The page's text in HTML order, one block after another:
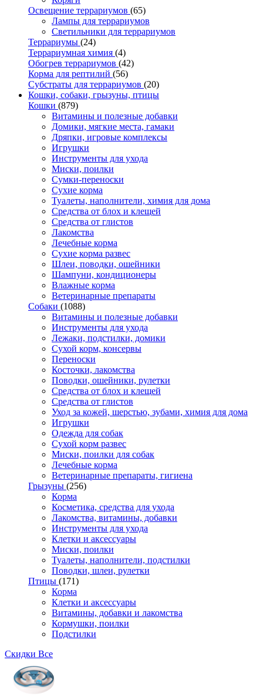
Освещение террариумов (65)
Лампы для террариумов
Светильники для террариумов
Террариумы (24)
Террариумная химия (4)
Обогрев террариумов (42)
Корма для рептилий (56)
Субстраты для террариумов (20)
Кошки, собаки, грызуны, птицы
Кошки (879)
Витамины и полезные добавки
Домики, мягкие места, гамаки
Дряпки, игровые комплексы
Игрушки
Инструменты для ухода
Миски, поилки
Сумки-переноски
Сухие корма
Туалеты, наполнители, химия для дома
Средства от блох и клещей
Средства от глистов
Лакомства
Лечебные корма
Сухие корма развес
Шлеи, поводки, ошейники
Шампуни, кондиционеры
Влажные корма
Ветеринарные препараты
Собаки (1088)
Витамины и полезные добавки
Инструменты для ухода
Лежаки, подстилки, домики
Сухой корм, консервы
Переноски
Косточки, лакомства
Поводки, ошейники, рулетки
Средства от блох и клещей
Средства от глистов
Уход за кожей, шерстью, зубами, химия для дома
Игрушки
Одежда для собак
Сухой корм развес
Миски, поилки для собак
Лечебные корма
Ветеринарные препараты, гигиена
Грызуны (256)
Корма
Косметика, средства для ухода
Лакомства, витамины, добавки
Инструменты для ухода
Клетки и аксессуары
Миски, поилки
Туалеты, наполнители, подстилки
Поводки, шлеи, рулетки
Птицы (171)
Корма
Клетки и аксессуары
Витамины, добавки и лакомства
Кормушки, поилки
Подстилки
Скидки Все